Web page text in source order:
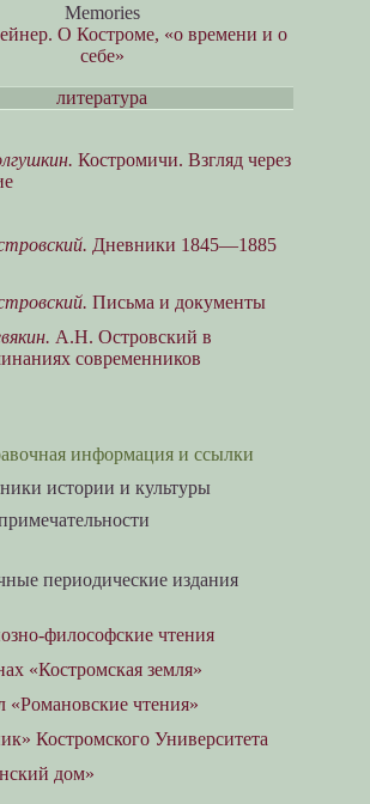
Memories
О Костроме, «о времени и о
себе»
литература
Костромичи. Взгляд через
Дневники 1845—1885
Письма и документы
А.Н. Островский в
современников
информация и ссылки
истории и культуры
периодические издания
философские чтения
«Костромская земля»
«Романовские чтения»
Костромского Университета
дом»